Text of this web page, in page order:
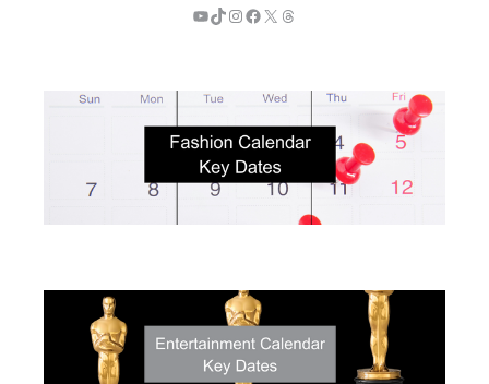
YouTube
TikTok
Instagram
Facebook
X Threads